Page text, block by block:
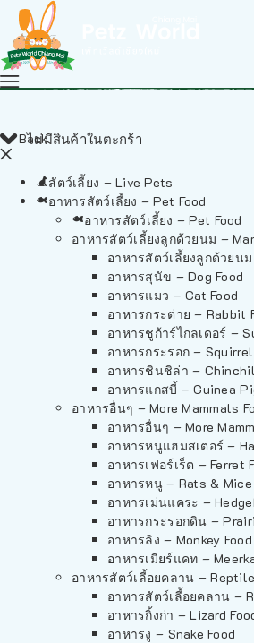
ไม่มีสินค้าในตะกร้า
Back
สัตว์เลี้ยง – Live Pets
อาหารสัตว์เลี้ยง – Pet Food
อาหารสัตว์เลี้ยง – Pet Food
อาหารสัตว์เลี้ยงลูกด้วยนม –
อาหารสัตว์เลี้ยงลูกด้วยนม
อาหารสุนัข – Dog Food
อาหารแมว – Cat Food
อาหารกระต่าย – Rabbit
อาหารชูก้าร์ไกลเดอร์ –
อาหารกระรอก – Squirrel
อาหารชินชิล่า –
อาหารแกสบี้ – Guinea
อาหารอื่นๆ – More Mammals
อาหารอื่นๆ – More
อาหารหนูแฮมสเตอร์ –
อาหารเฟอร์เร็ต – Ferret
อาหารหนู – Rats & Mice
อาหารเม่นแคระ –
อาหารกระรอกดิน –
อาหารลิง – Monkey Food
อาหารเมียร์แคท –
อาหารสัตว์เลี้อยคลาน – Reptile
อาหารสัตว์เลี้อยคลาน –
อาหารกิ้งก่า – Lizard
อาหารงู – Snake Food